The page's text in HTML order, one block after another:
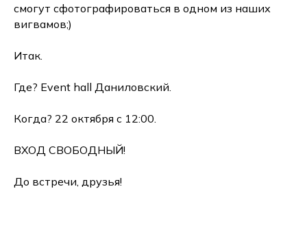
смогут сфотографироваться в одном из наших
вигвамов;)
Итак.
Где? Event hall Даниловский.
Когда? 22 октября с 12:00.
ВХОД СВОБОДНЫЙ!
До встречи, друзья!